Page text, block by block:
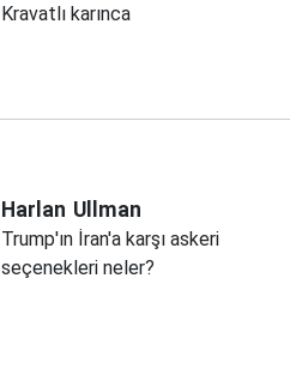
Kravatlı karınca
Harlan Ullman
Trump'ın İran'a karşı askeri
seçenekleri neler?